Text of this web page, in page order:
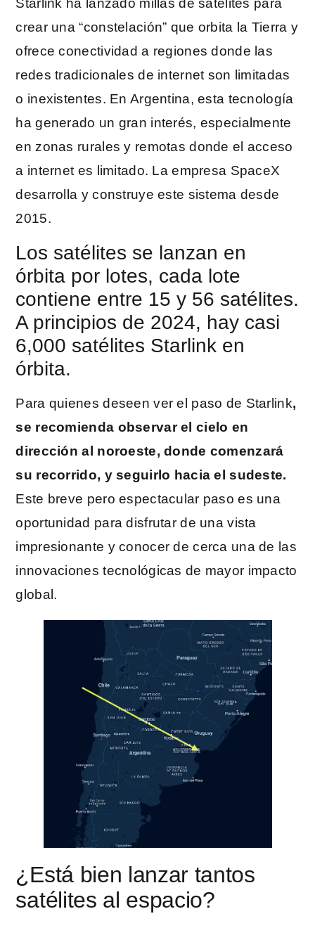
Starlink ha lanzado millas de satélites para
crear una “constelación” que orbita la Tierra y
ofrece conectividad a regiones donde las
redes tradicionales de internet son limitadas
o inexistentes. En Argentina, esta tecnología
ha generado un gran interés, especialmente
en zonas rurales y remotas donde el acceso
a internet es limitado. La empresa SpaceX
desarrolla y construye este sistema desde
2015.
Los satélites se lanzan en
órbita por lotes, cada lote
contiene entre 15 y 56 satélites.
A principios de 2024, hay casi
6,000 satélites Starlink en
órbita.
Para quienes deseen ver el paso de Starlink,
se recomienda observar el cielo en
dirección al noroeste, donde comenzará
su recorrido, y seguirlo hacia el sudeste.
Este breve pero espectacular paso es una
oportunidad para disfrutar de una vista
impresionante y conocer de cerca una de las
innovaciones tecnológicas de mayor impacto
global.
¿Está bien lanzar tantos
satélites al espacio?